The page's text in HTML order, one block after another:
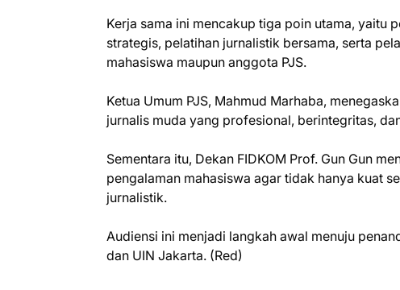
Kerja sama ini mencakup tiga poin utama, yaitu
strategis, pelatihan jurnalistik bersama, serta
mahasiswa maupun anggota PJS.
Ketua Umum PJS, Mahmud Marhaba,
jurnalis muda yang profesional, berintegritas,
Sementara itu, Dekan FIDKOM Prof. Gun Gun
pengalaman mahasiswa agar tidak hanya kuat
jurnalistik.
Audiensi ini menjadi langkah awal menuju
dan UIN Jakarta. (Red)